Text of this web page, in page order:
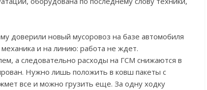
доверили новый мусоровоз на базе автомобиля
и на линию: работа не ждет.
а следовательно расходы на ГСМ снижаются в
Нужно лишь положить в ковш пакеты с
все и можно грузить еще. За одну ходку